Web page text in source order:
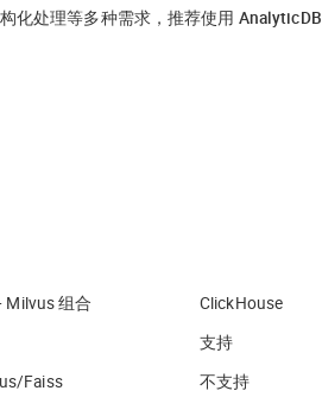
化处理等多种需求，推荐使用 AnalyticDB
Milvus 组合 ClickHouse
支持
Faiss 不支持